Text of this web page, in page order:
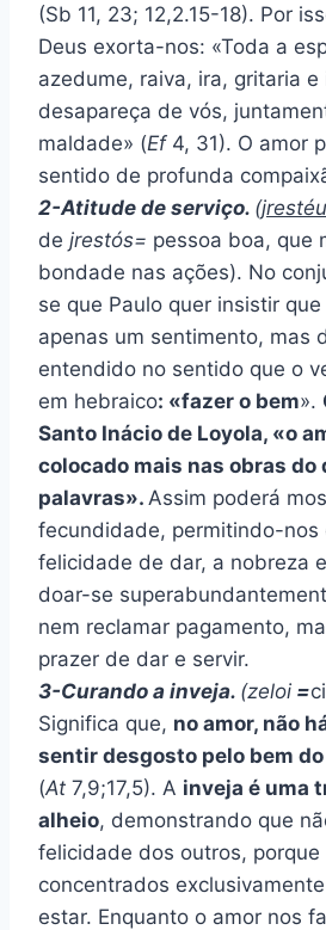
(Sb 11, 23; 12,2.15-18). Por
Deus exorta-nos: «Toda a
azedume, raiva, ira, gritaria e
desapareça de vós,
maldade» (Ef4, 31). O amor
sentido de profunda
2-Atitude de serviço. (j
de jrestós= pessoa boa, que
bondade nas ações). No
se que Paulo quer insistir
apenas um sentimento, mas
entendido no sentido que o
em hebraico: «fazer o bem».
Santo Inácio de Loyola, «o
colocado mais nas obras do
palavras». Assim poderá
fecundidade, permitindo-nos
felicidade de dar, a nobreza
doar-se
nem reclamar pagamento,
prazer de dar e servir.
3-Curando a inveja. (zeloi =
Significa que, no amor, não
sentir desgosto pelo bem
(At 7,9;17,5). A inveja é uma
alheio, demonstrando que
felicidade dos outros, porque
concentrados
estar. Enquanto o amor nos